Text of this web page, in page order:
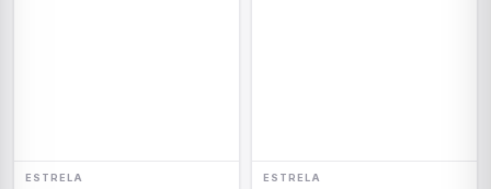
ESTRELA ESTRELA